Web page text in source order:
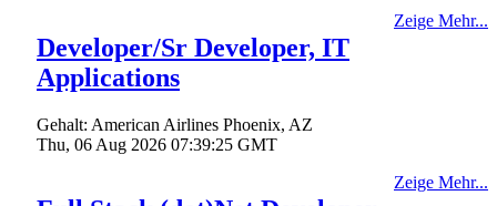
Developer/Sr Developer, IT
Applications
Gehalt: American Airlines Phoenix, AZ
Thu, 06 Aug 2026 07:39:25 GMT
Zeige Mehr...
Zeige Mehr...